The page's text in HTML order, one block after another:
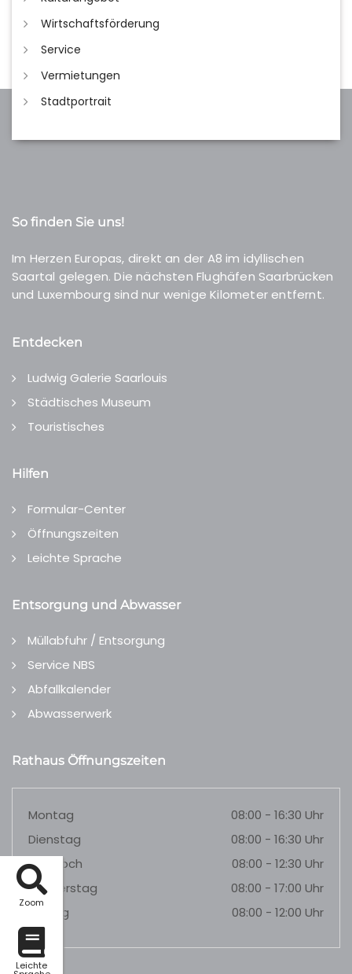
Zoom
Leichte
Wirtschaftsförderung
Service
Vermietungen
Stadtportrait
So finden Sie uns!
Im Herzen Europas, direkt an der A8 im idyllischen
Saartal gelegen. Die nächsten Flughäfen Saarbrücken
und Luxembourg sind nur wenige Kilometer entfernt.
Entdecken
Ludwig Galerie Saarlouis
Städtisches Museum
Touristisches
Hilfen
Formular-Center
Öffnungszeiten
Leichte Sprache
Entsorgung und Abwasser
Müllabfuhr / Entsorgung
Service NBS
Abfallkalender
Abwasserwerk
Rathaus Öffnungszeiten
Montag
08:00 - 16:30 Uhr
Dienstag
08:00 - 16:30 Uhr
Mittwoch
08:00 - 12:30 Uhr
Donnerstag
08:00 - 17:00 Uhr
Freitag
08:00 - 12:00 Uhr